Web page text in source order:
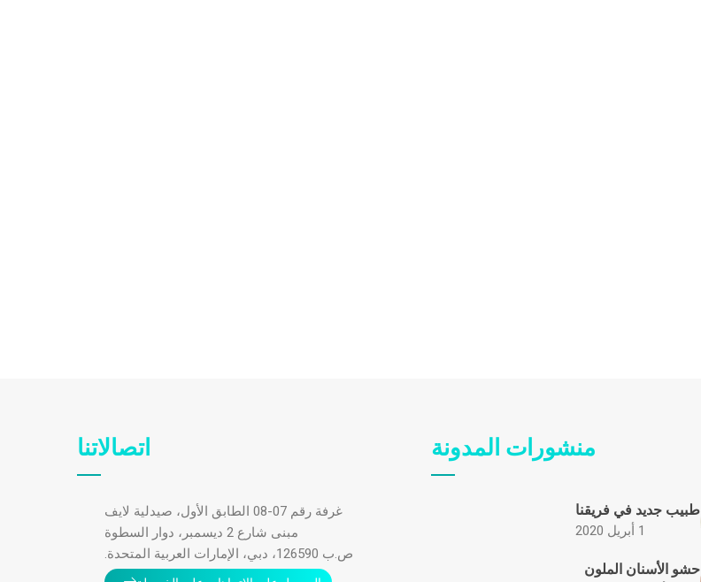
منشورات المدونة
طبيب جديد في فريقنا
1 أبريل 2020
حشو الأسنان الملون
اتصالاتنا
غرفة رقم 07-08 الطابق الأول، صيدلية لايف
مبنى شارع 2 ديسمبر، دوار السطوة
ص.ب 126590، دبي، الإمارات العربية المتحدة.